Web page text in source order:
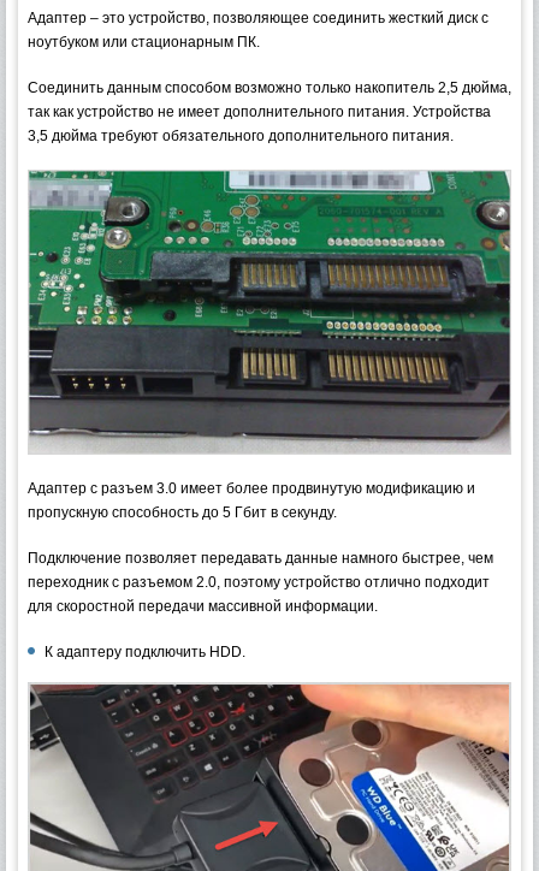
Адаптер – это устройство, позволяющее соединить жесткий диск с
ноутбуком или стационарным ПК.
Соединить данным способом возможно только накопитель 2,5 дюйма,
так как устройство не имеет дополнительного питания. Устройства
3,5 дюйма требуют обязательного дополнительного питания.
Адаптер с разъем 3.0 имеет более продвинутую модификацию и
пропускную способность до 5 Гбит в секунду.
Подключение позволяет передавать данные намного быстрее, чем
переходник с разъемом 2.0, поэтому устройство отлично подходит
для скоростной передачи массивной информации.
К адаптеру подключить HDD.